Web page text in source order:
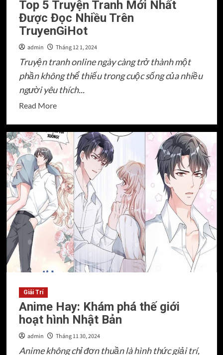
Top 5 Truyện Tranh Mới Nhất
Được Đọc Nhiều Trên
TruyenGiHot
admin Tháng 12 1, 2024
Truyện tranh online ngày càng trở thành một
phần không thể thiếu trong cuộc sống của nhiều
người yêu thích...
Read MoreRead
Top
5
Truyện
Tranh
Mới
Nhất
Được
Đọc
Nhiều
Trên
TruyenGiHot
Giải Trí
Anime Hay: Khám phá thế giới
hoạt hình Nhật Bản
admin Tháng 11 30, 2024
Anime không chỉ đơn thuần là hình thức giải trí,